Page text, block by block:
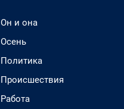
Он и она
Осень
Политика
Происшествия
Работа